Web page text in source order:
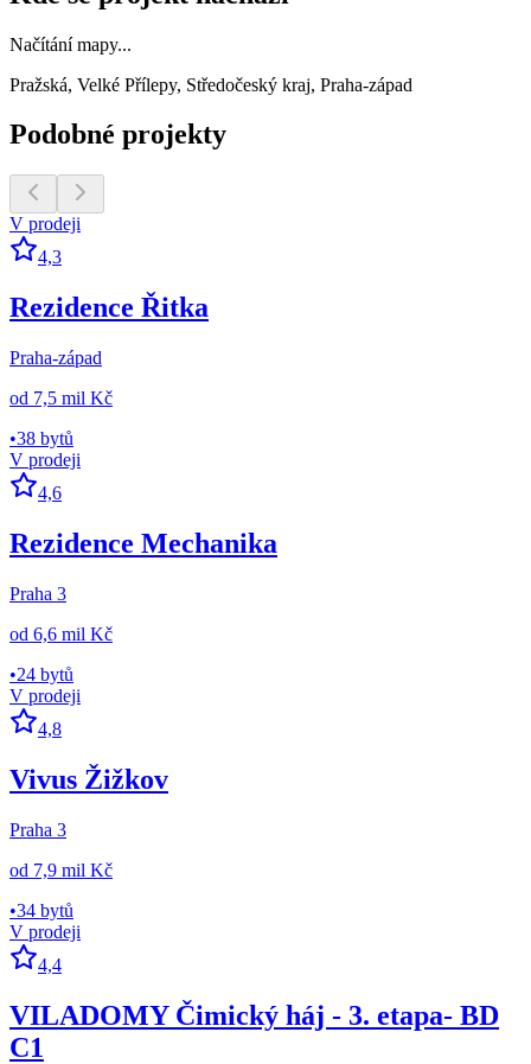
Načítání mapy...
Pražská, Velké Přílepy, Středočeský kraj, Praha-západ
Podobné projekty
V prodeji
4,3
Rezidence Řitka
Praha-západ
od 7,5 mil Kč
•38 bytů
V prodeji
4,6
Rezidence Mechanika
Praha 3
od 6,6 mil Kč
•24 bytů
V prodeji
4,8
Vivus Žižkov
Praha 3
od 7,9 mil Kč
•34 bytů
V prodeji
4,4
VILADOMY Čimický háj - 3. etapa- BD
C1